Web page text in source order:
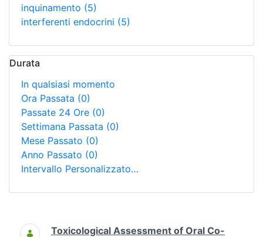
inquinamento (5)
interferenti endocrini (5)
Durata
In qualsiasi momento
Ora Passata (0)
Passate 24 Ore (0)
Settimana Passata (0)
Mese Passato (0)
Anno Passato (0)
Intervallo Personalizzato…
Ricerca
Toxicological Assessment of Oral Co-